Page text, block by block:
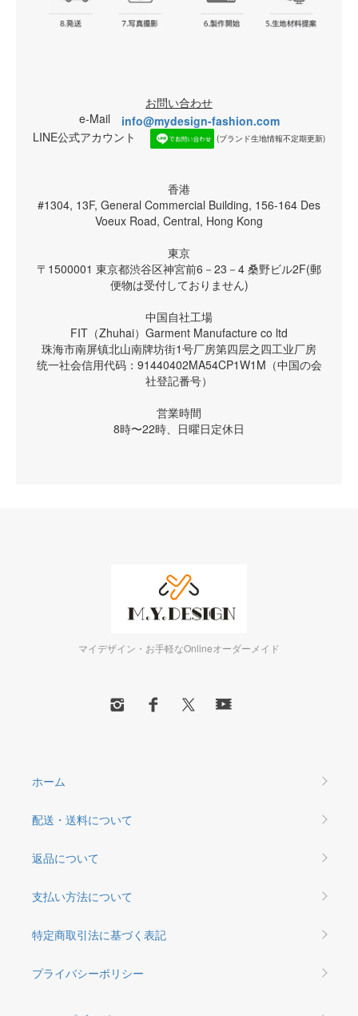
お問い合わせ
e-Mail info@mydesign-fashion.com
LINE公式アカウント
(ブランド生地情報不定期更新)
香港
#1304, 13F, General Commercial Building, 156-164 Des
Voeux Road, Central, Hong Kong
東京
〒1500001 東京都渋谷区神宮前6－23－4 桑野ビル2F(郵
便物は受付しておりません)
中国自社工場
FIT（Zhuhai）Garment Manufacture co ltd
珠海市南屏镇北山南牌坊街1号厂房第四层之四工业厂房
统一社会信用代码：91440402MA54CP1W1M（中国の会
社登記番号）
営業時間
8時〜22時、日曜日定休日
マイデザイン・お手軽なOnlineオーダーメイド
ホーム
配送・送料について
返品について
支払い方法について
特定商取引法に基づく表記
プライバシーポリシー